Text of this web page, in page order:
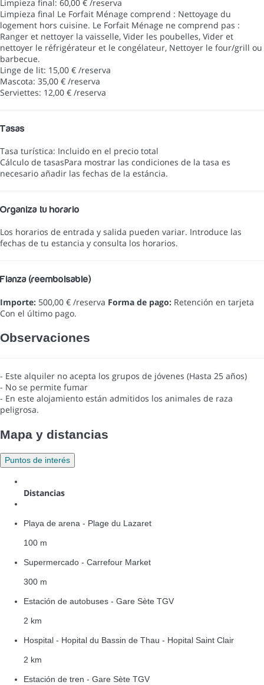
Limpieza final: 60,00 € /reserva
Limpieza final Le Forfait Ménage comprend : Nettoyage du
logement hors cuisine. Le Forfait Ménage ne comprend pas :
Ranger et nettoyer la vaisselle, Vider les poubelles, Vider et
nettoyer le réfrigérateur et le congélateur, Nettoyer le four/grill ou
barbecue.
Linge de lit: 15,00 € /reserva
Mascota: 35,00 € /reserva
Serviettes: 12,00 € /reserva
Tasas
Tasa turística: Incluido en el precio total
Cálculo de tasasPara mostrar las condiciones de la tasa es
necesario añadir las fechas de la estáncia.
Organiza tu horario
Los horarios de entrada y salida pueden variar. Introduce las
fechas de tu estancia y consulta los horarios.
Fianza (reembolsable)
Importe: 500,00 € /reserva Forma de pago: Retención en tarjeta
Con el último pago.
Observaciones
- Este alquiler no acepta los grupos de jóvenes (Hasta 25 años)
- No se permite fumar
- En este alojamiento están admitidos los animales de raza
peligrosa.
Mapa y distancias
Puntos de interés
Distancias
Playa de arena - Plage du Lazaret
100 m
Supermercado - Carrefour Market
300 m
Estación de autobuses - Gare Sète TGV
2 km
Hospital - Hopital du Bassin de Thau - Hopital Saint Clair
2 km
Estación de tren - Gare Sète TGV